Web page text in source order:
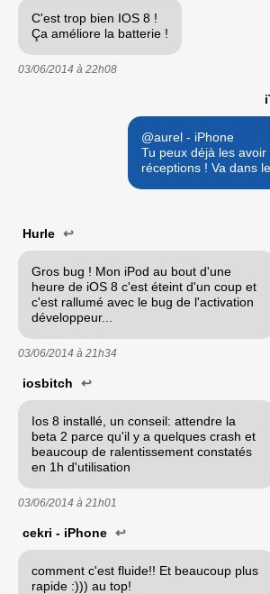
C'est trop bien IOS 8 !
Ça améliore la batterie !
03/06/2014 à 22h08
@aurel - iPhone
Tu peux déjà les
réceptions ! Va dans
Hurle ↩
Gros bug ! Mon iPod au bout d'une
heure de iOS 8 c'est éteint d'un coup et
c'est rallumé avec le bug de l'activation
développeur...
03/06/2014 à 21h34
iosbitch ↩
Ios 8 installé, un conseil: attendre la
beta 2 parce qu'il y a quelques crash et
beaucoup de ralentissement constatés
en 1h d'utilisation
03/06/2014 à 21h01
cekri - iPhone ↩
comment c'est fluide!! Et beaucoup plus
rapide :))) au top!